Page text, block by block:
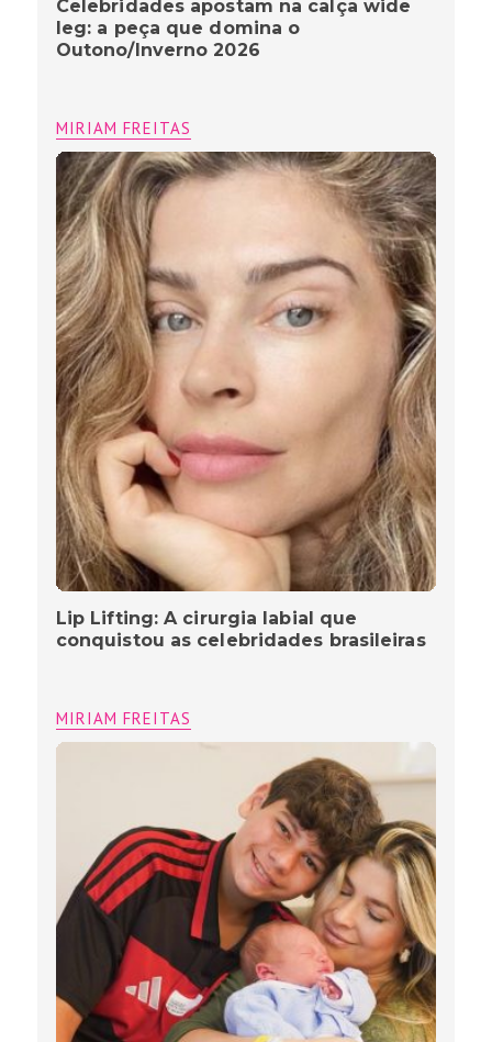
conquistou as celebridades brasileiras
MIRIAM FREITAS
Melo vive parto de emergência, e
emociona com história de superação
MIRIAM FREITAS